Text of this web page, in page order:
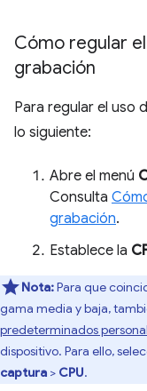
Cómo regular
grabación
Para regular el uso
lo siguiente:
Abre el menú
Consulta
grabación.
Establece la
Nota:Para que
gama media y baja,
predeterminados
dispositivo. Para ello,
captura > CPU.